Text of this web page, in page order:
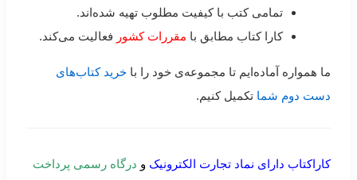
تمامی کتب با کیفیت مطلوب تهیه شده‌اند.
کارا کتاب مطابق با مقررات کشور فعالیت می‌کند.
ما همواره آماده‌ایم تا مجموعه‌ی خود را با خرید کتاب‌های
دست دوم شما تکمیل کنیم.
کاراکتاب دارای نماد تجارت الکترونیک و درگاه رسمی پرداخت